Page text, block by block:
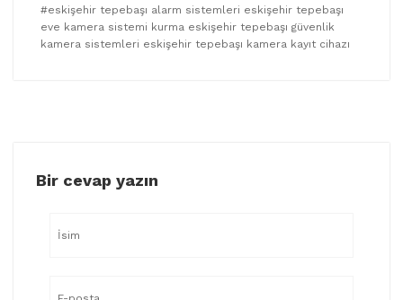
#eskişehir tepebaşı alarm sistemleri eskişehir tepebaşı
eve kamera sistemi kurma eskişehir tepebaşı güvenlik
kamera sistemleri eskişehir tepebaşı kamera kayıt cihazı
Bir cevap yazın